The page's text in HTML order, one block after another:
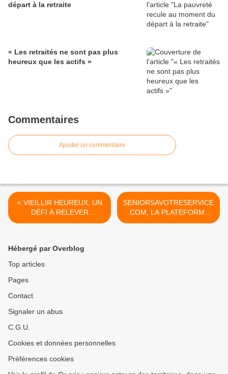
départ à la retraite
« Les retraités ne sont pas plus
heureux que les actifs »
Commentaires
Ajouter un commentaire
< VIEILLIR HEUREUX, UN
DÉFI À RELEVER
ENSEMBLE Une nouvelle
SENIORSAVOTRESERVICE
.COM, LA PLATEFORME
QUI FAVORISE L’EMPLOI
Hébergé par Overblog
Top articles
Pages
Contact
Signaler un abus
C.G.U.
Cookies et données personnelles
Préférences cookies